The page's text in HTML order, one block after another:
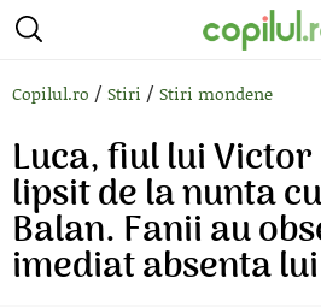
Copilul.ro / Stiri / Stiri mondene
Luca, fiul lui
lipsit de la nunta
Balan. Fanii au
imediat absenta lui